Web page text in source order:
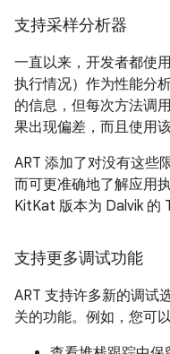
支持采样分析器
一直以来，开发者都使用
执行情况）作为性能分
的信息，但每次方法调
果出现偏差，而且使用
ART 添加了对没有这些
而可更准确地了解应用
KitKat 版本为 Dalvik 的
支持更多调试功能
ART 支持许多新的调试
关的功能。例如，您可以